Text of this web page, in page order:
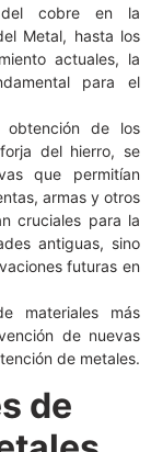
del cobre en la
Metal, hasta los
actuales, la
para el
obtención de los
del hierro, se
que permitían
armas y otros
cruciales para la
antiguas, sino
futuras en
materiales más
de nuevas
de metales.
de